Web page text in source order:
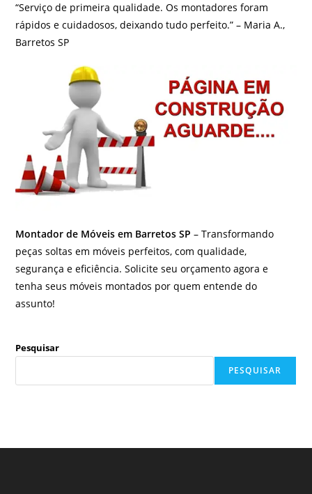
“Serviço de primeira qualidade. Os montadores foram
rápidos e cuidadosos, deixando tudo perfeito.” – Maria A.,
Barretos SP
Montador de Móveis em Barretos SP – Transformando
peças soltas em móveis perfeitos, com qualidade,
segurança e eficiência. Solicite seu orçamento agora e
tenha seus móveis montados por quem entende do
assunto!
Pesquisar
PESQUISAR